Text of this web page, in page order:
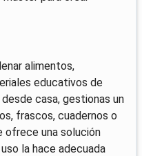
alimentos,
educativos de
casa, gestionas un
frascos, cuadernos o
ofrece una solución
la hace adecuada